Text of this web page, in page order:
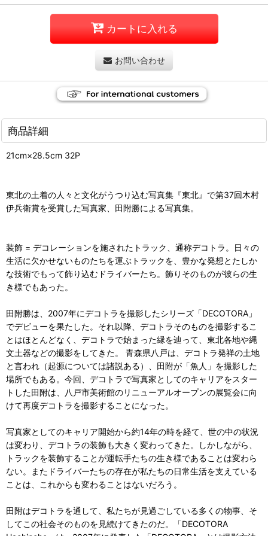
カートに入れる
お問い合わせ
商品詳細
21cm×28.5cm 32P
東北の土着の人々と文化がうつり込む写真集『東北』で第37回木村
伊兵衛賞を受賞した写真家、田附勝による写真集。
装飾 = デコレーションを施されたトラック、通称デコトラ。日々の
生活に欠かせないものたちを運ぶトラックを、豊かな発想とたしか
な技術でもって飾り込むドライバーたち。飾りそのものが彼らの生
き様でもあった。
田附勝は、2007年にデコトラを撮影したシリーズ「DECOTORA」
でデビューを果たした。それ以降、デコトラそのものを撮影するこ
とはほとんどなく、デコトラで始まった縁を辿って、東北各地や縄
文土器などの撮影をしてきた。 青森県八戸は、デコトラ発祥の土地
と言われ（起源については諸説ある）、田附が「魚人」を撮影した
場所でもある。今回、デコトラで写真家としてのキャリアをスター
トした田附は、八戸市美術館のリニューアルオープンの展覧会に向
けて再度デコトラを撮影することになった。
写真家としてのキャリア開始から約14年の時を経て、世の中の状況
は変わり、デコトラの装飾も大きく変わってきた。しかしながら、
トラックを装飾することが運転手たちの生き様であることは変わら
ない。またドライバーたちの存在が私たちの日常生活を支えている
ことは、これからも変わることはないだろう。
田附はデコトラを通して、私たちが見過ごしている多くの物事、そ
してこの社会そのものを見続けてきたのだ。「DECOTORA